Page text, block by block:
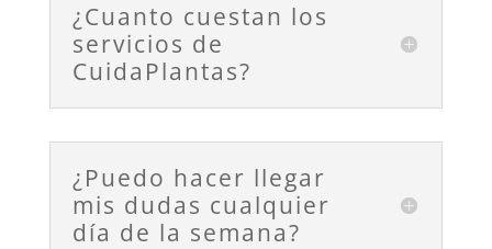
¿Cuanto cuestan los
servicios de
CuidaPlantas?
¿Puedo hacer llegar
mis dudas cualquier
día de la semana?